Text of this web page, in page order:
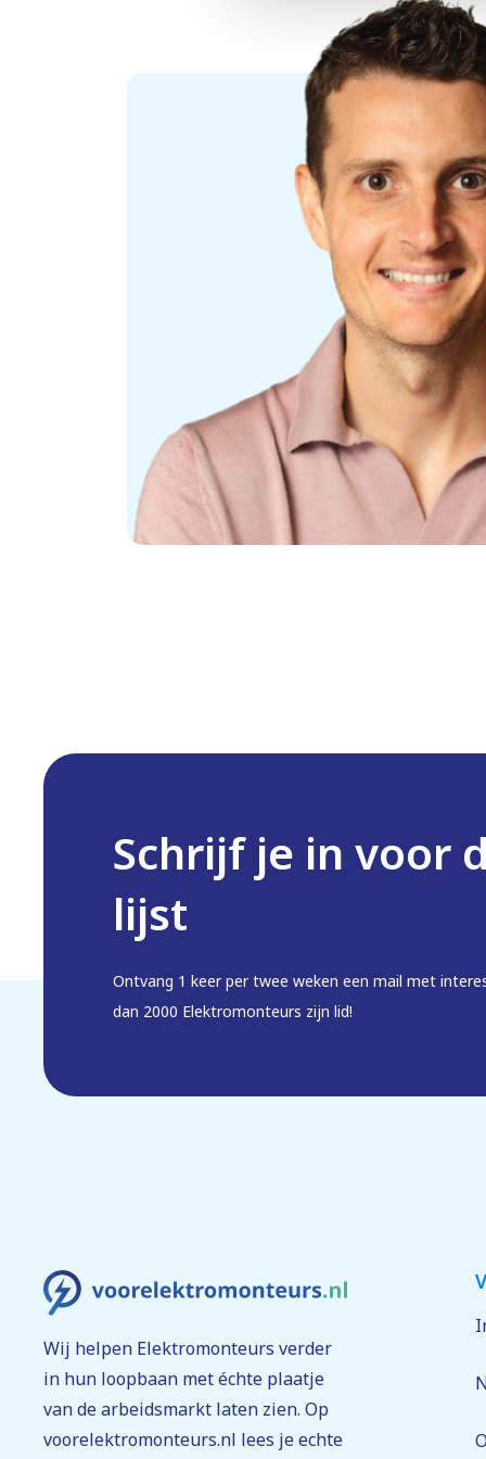
Een 1e monteur in hart en nieren die nieuwe
tot het mooiste resultaat. Verder heb je:
Minimaal mbo 4-diploma in de elektrotechniek;
Enkele jaren ervaring als monteur in utiliteit;
Heb je één van deze bovenstaande opleidingen nog
Een vast contract.
Een goed salaris;
Een prettige werksfeer: als collega’s staan we
Een goede balans tussen werk en privé: we
Arbeidsvoorwaarden volgens de cao Metaal &
Collega spreken?
Sollicitatieprocedure
Kennismaken
vertellen we over de inhoud van de functie en
Kijkje nemen
Wij laten je graag het werk op locatie zien.
Schrijf je in voor
lijst
Ontvang 1 keer per twee weken een mail met
dan 2000 Elektromonteurs zijn lid!
Wij helpen Elektromonteurs verder
in hun loopbaan met échte plaatje
van de arbeidsmarkt laten zien. Op
voorelektromonteurs.nl lees je echte